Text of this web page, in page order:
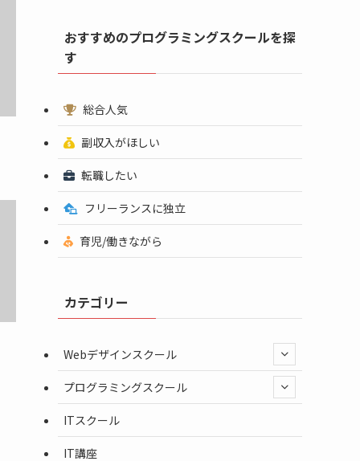
おすすめのプログラミングスクールを探
す
総合人気
副収入がほしい
転職したい
フリーランスに独立
育児/働きながら
カテゴリー
Webデザインスクール
プログラミングスクール
ITスクール
IT講座